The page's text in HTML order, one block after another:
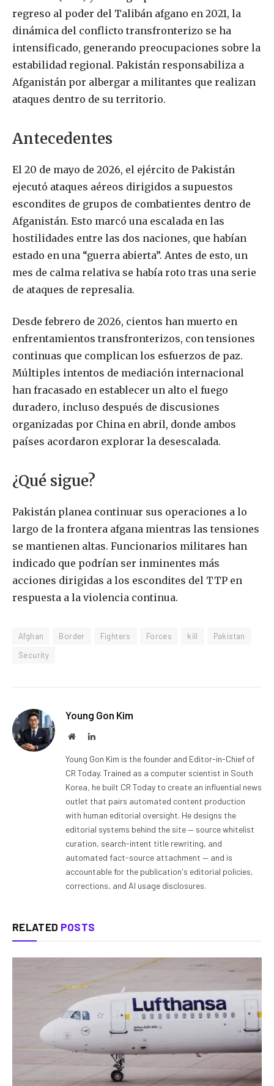
regreso al poder del Talibán afgano en 2021, la
dinámica del conflicto transfronterizo se ha
intensificado, generando preocupaciones sobre la
estabilidad regional. Pakistán responsabiliza a
Afganistán por albergar a militantes que realizan
ataques dentro de su territorio.
Antecedentes
El 20 de mayo de 2026, el ejército de Pakistán
ejecutó ataques aéreos dirigidos a supuestos
escondites de grupos de combatientes dentro de
Afganistán. Esto marcó una escalada en las
hostilidades entre las dos naciones, que habían
estado en una “guerra abierta”. Antes de esto, un
mes de calma relativa se había roto tras una serie
de ataques de represalia.
Desde febrero de 2026, cientos han muerto en
enfrentamientos transfronterizos, con tensiones
continuas que complican los esfuerzos de paz.
Múltiples intentos de mediación internacional
han fracasado en establecer un alto el fuego
duradero, incluso después de discusiones
organizadas por China en abril, donde ambos
países acordaron explorar la desescalada.
¿Qué sigue?
Pakistán planea continuar sus operaciones a lo
largo de la frontera afgana mientras las tensiones
se mantienen altas. Funcionarios militares han
indicado que podrían ser inminentes más
acciones dirigidas a los escondites del TTP en
respuesta a la violencia continua.
Afghan Border Fighters Forces kill
Pakistan
Security
Young Gon Kim
WebsiteLinkedIn
Young Gon Kim is the founder and Editor-in-Chief of
CR Today. Trained as a computer scientist in South
Korea, he built CR Today to create an influential news
outlet that pairs automated content production
with human editorial oversight. He designs the
editorial systems behind the site — source whitelist
curation, search-intent title rewriting, and
automated fact-source attachment — and is
accountable for the publication's editorial policies,
corrections, and AI usage disclosures.
RELATED POSTS